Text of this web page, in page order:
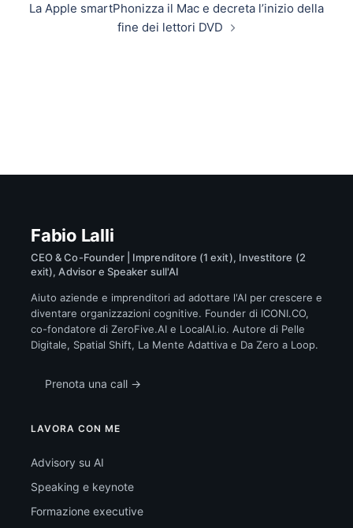
La Apple smartPhonizza il Mac e decreta l’inizio della
fine dei lettori DVD
Fabio Lalli
CEO & Co-Founder | Imprenditore (1 exit), Investitore (2
exit), Advisor e Speaker sull'AI
Aiuto aziende e imprenditori ad adottare l'AI per crescere e
diventare organizzazioni cognitive. Founder di ICONI.CO,
co-fondatore di ZeroFive.AI e LocalAI.io. Autore di Pelle
Digitale, Spatial Shift, La Mente Adattiva e Da Zero a Loop.
Prenota una call →
LAVORA CON ME
Advisory su AI
Speaking e keynote
Formazione executive